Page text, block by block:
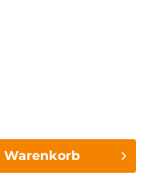
Warenkorb